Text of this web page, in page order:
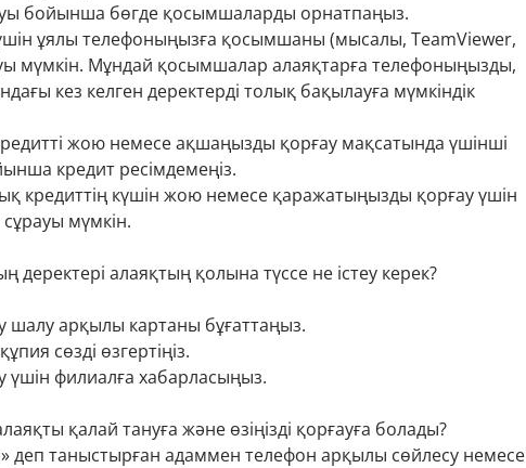
бойынша бөгде қосымшаларды орнатпаңыз.
ұялы телефоныңызға қосымшаны (мысалы, TeamViewer,
мүмкін. Мұндай қосымшалар алаяқтарға телефоныңызды,
кез келген деректерді толық бақылауға мүмкіндік
жою немесе ақшаңызды қорғау мақсатында үшінші
кредит ресімдемеңіз.
кредиттің күшін жою немесе қаражатыңызды қорғау үшін
сұрауы мүмкін.
деректері алаяқтың қолына түссе не істеу керек?
шалу арқылы картаны бұғаттаңыз.
сөзді өзгертіңіз.
филиалға хабарласыңыз.
қалай тануға және өзіңізді қорғауға болады?
деп таныстырған адаммен телефон арқылы сөйлесу немесе